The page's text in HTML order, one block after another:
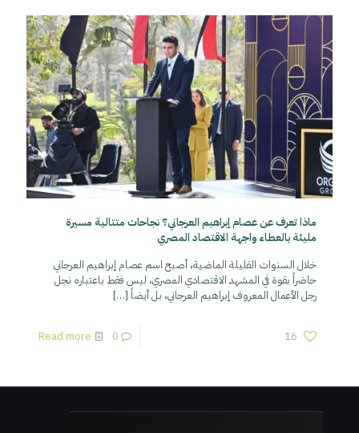
ماذا تعرف عن عصام إبراهيم العرجاني؟ نجاحات متتالية مسيرة
مليئة بالعطاء واجهة الاقتصاد المصري
خلال السنوات القليلة الماضية، أصبح اسم عصام إبراهيم العرجاني
حاضراً بقوة في المشهد الاقتصادي المصري، ليس فقط باعتباره نجل
رجل الأعمال المعروف إبراهيم العرجاني، بل أيضاً […]
16
0
Read more